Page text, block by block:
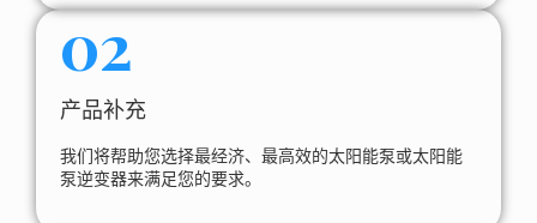
02
产品补充
我们将帮助您选择最经济、最高效的太阳能泵或太阳能
泵逆变器来满足您的要求。